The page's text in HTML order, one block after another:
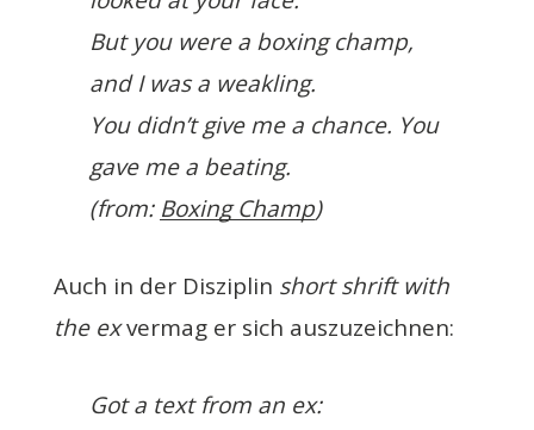
But you were a boxing champ,
and I was a weakling.
You didn’t give me a chance. You
gave me a beating.
(from: Boxing Champ)
Auch in der Disziplin short shrift with
the exvermag er sich auszuzeichnen:
Got a text from an ex: